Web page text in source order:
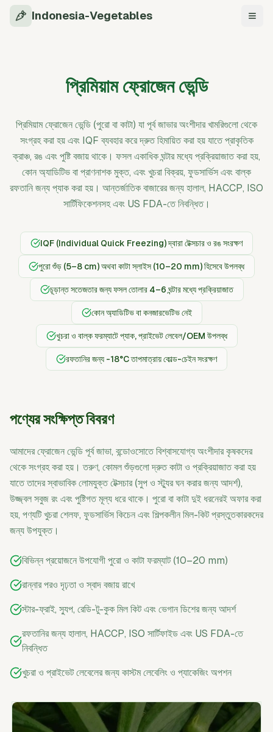
Indonesia-Vegetables
প্রিমিয়াম ফ্রোজেন ভেন্ডি
প্রিমিয়াম ফ্রোজেন ভেন্ডি (পুরো বা কাটা) যা পূর্ব জাভার অংশীদার খামরিগুলো থেকে
সংগ্রহ করা হয় এবং IQF ব্যবহার করে দ্রুত হিমায়িত করা হয় যাতে প্রাকৃতিক
ক্রাঞ্চ, রঙ এবং পুষ্টি বজায় থাকে। ফসল একাধিক ঘন্টার মধ্যে প্রক্রিয়াজাত করা হয়,
কোন অ্যাডিটিভ বা প্রাণনাশক মুক্ত, এবং খুচরা বিক্রয়, ফুডসার্ভিস এবং বাল্ক
রফতানি জন্য প্যাক করা হয়। আন্তর্জাতিক বাজারের জন্য হালাল, HACCP, ISO
সার্টিফিকেশনসহ এবং US FDA-তে নিবন্ধিত।
IQF (Individual Quick Freezing) দ্বারা টেক্সচার ও রঙ সংরক্ষণ
পুরো শুঁড় (5–8 cm) অথবা কাটা স্লাইস (10–20 mm) হিসেবে উপলব্ধ
চূড়ান্ত সতেজতার জন্য ফসল তোলার 4–6 ঘন্টার মধ্যে প্রক্রিয়াজাত
কোন অ্যাডিটিভ বা কনজারভেটিভ নেই
খুচরা ও বাল্ক ফরম্যাটে প্যাক, প্রাইভেট লেবেল/OEM উপলব্ধ
রফতানির জন্য -18°C তাপমাত্রায় কোল্ড-চেইন সংরক্ষণ
পণ্যের সংক্ষিপ্ত বিবরণ
আমাদের ফ্রোজেন ভেন্ডি পূর্ব জাভা, বন্ডোওসোতে বিশ্বাসযোগ্য অংশীদার কৃষকদের
থেকে সংগ্রহ করা হয়। তরুণ, কোমল শুঁড়গুলো দ্রুত কাটা ও প্রক্রিয়াজাত করা হয়
যাতে তাদের স্বাভাবিক লোমযুক্ত টেক্সচার (সুপ ও স্ট্যুর ঘন করার জন্য আদর্শ),
উজ্জ্বল সবুজ রং এবং পুষ্টিগত মূল্য ধরে থাকে। পুরো বা কাটা দুই ধরনেরই অফার করা
হয়, পণ্যটি খুচরা শেলফ, ফুডসার্ভিস কিচেন এবং শিল্পকলীন মিল-কিট প্রস্তুতকারকদের
জন্য উপযুক্ত।
বিভিন্ন প্রয়োজনে উপযোগী পুরো ও কাটা ফরম্যাট (10–20 mm)
রান্নার পরও দৃঢ়তা ও স্বাদ বজায় রাখে
স্টার-ফ্রাই, স্যুপ, রেডি-টু-কুক মিল কিট এবং ভেগান ডিশের জন্য আদর্শ
রফতানির জন্য হালাল, HACCP, ISO সার্টিফাইড এবং US FDA-তে
নিবন্ধিত
খুচরা ও প্রাইভেট লেবেলের জন্য কাস্টম লেবেলিং ও প্যাকেজিং অপশন